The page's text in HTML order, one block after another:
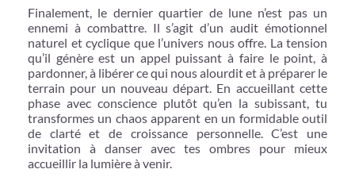
Finalement, le dernier quartier de lune n’est pas un
ennemi à combattre. Il s’agit d’un audit émotionnel
naturel et cyclique que l’univers nous offre. La tension
qu’il génère est un appel puissant à faire le point, à
pardonner, à libérer ce qui nous alourdit et à préparer le
terrain pour un nouveau départ. En accueillant cette
phase avec conscience plutôt qu’en la subissant, tu
transformes un chaos apparent en un formidable outil
de clarté et de croissance personnelle. C’est une
invitation à danser avec tes ombres pour mieux
accueillir la lumière à venir.